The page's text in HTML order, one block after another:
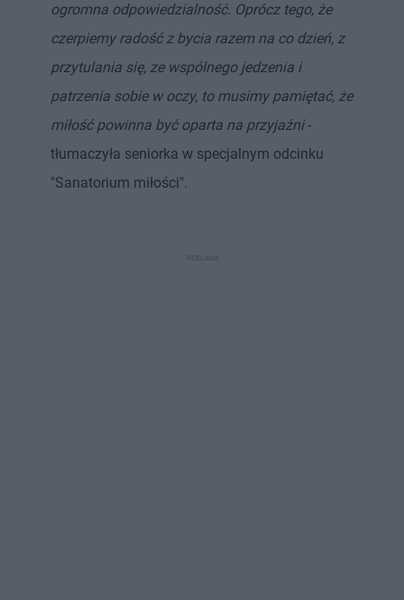
ogromna odpowiedzialność. Oprócz tego, że
czerpiemy radość z bycia razem na co dzień, z
przytulania się, ze wspólnego jedzenia i
patrzenia sobie w oczy, to musimy pamiętać, że
miłość powinna być oparta na przyjaźni-
tłumaczyła seniorka w specjalnym odcinku
"Sanatorium miłości".